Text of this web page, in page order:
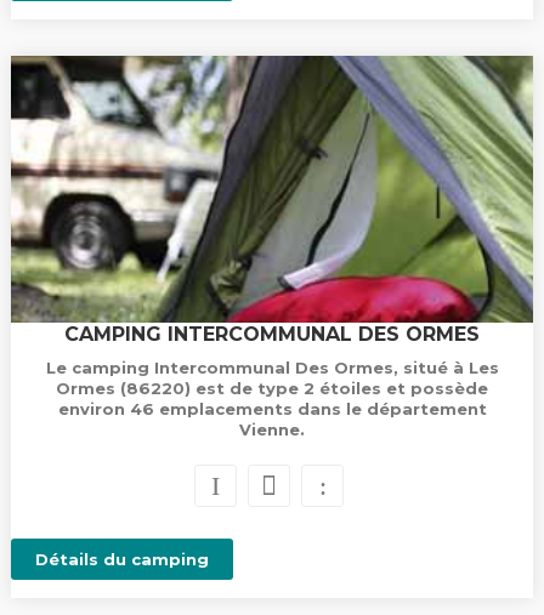
CAMPING INTERCOMMUNAL DES ORMES
Le camping Intercommunal Des Ormes, situé à Les
Ormes (86220) est de type 2 étoiles et possède
environ 46 emplacements dans le département
Vienne.
Détails du camping